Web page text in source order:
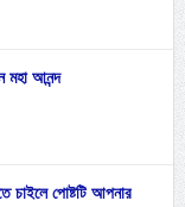
মহা আনন্দ
চাইলে পোষ্টটি আপনার